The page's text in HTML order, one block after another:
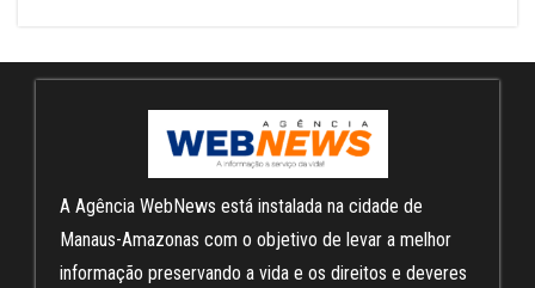
A Agência WebNews está instalada na cidade de
Manaus-Amazonas com o objetivo de levar a melhor
informação preservando a vida e os direitos e deveres